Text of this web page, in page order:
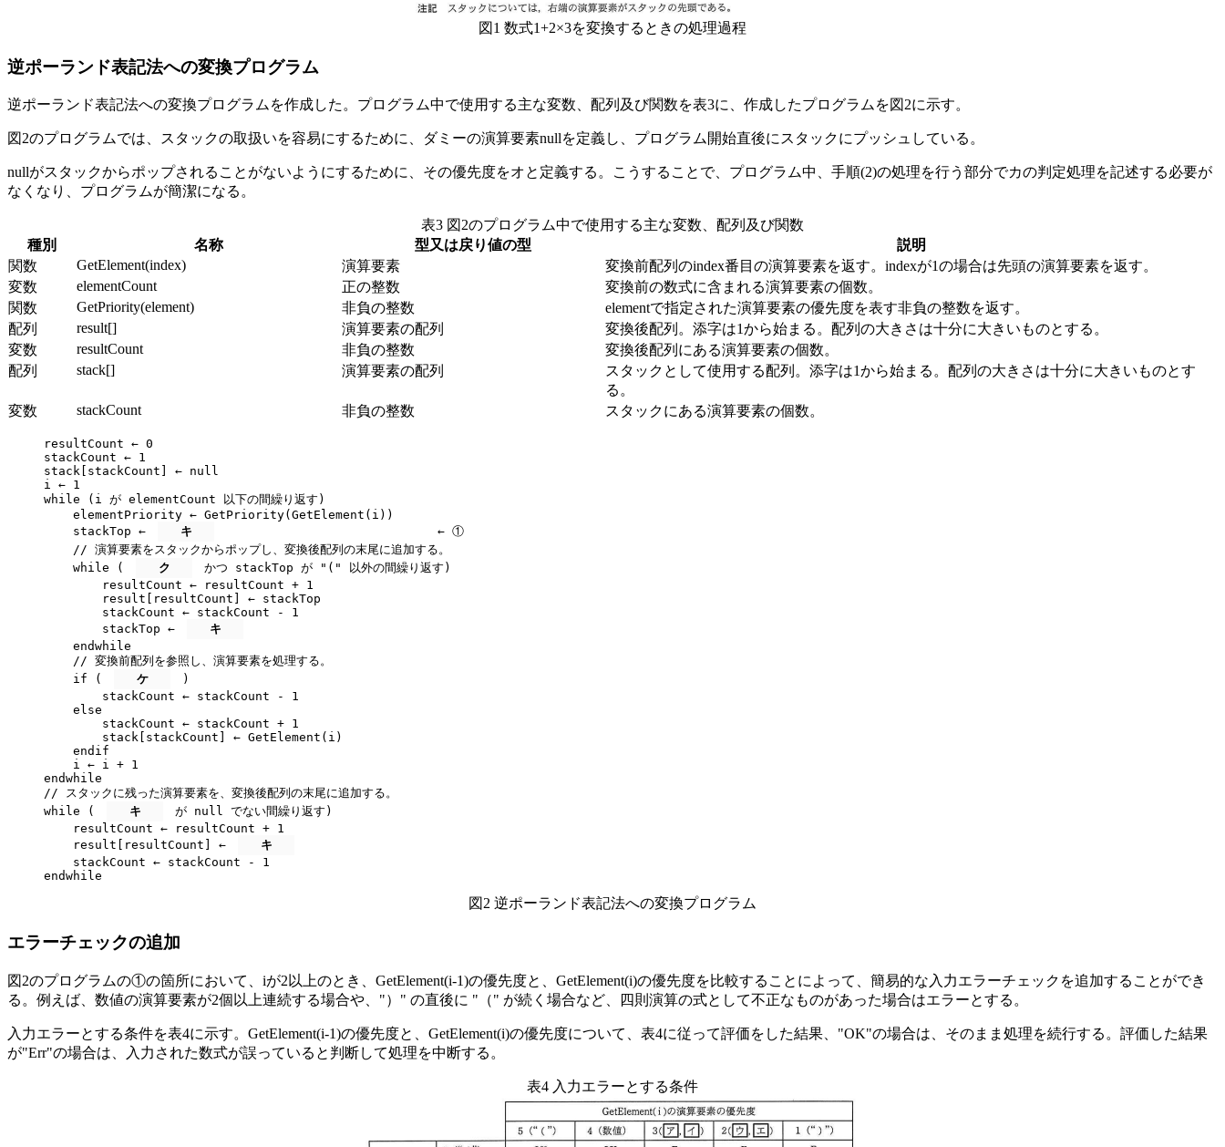
図1 数式1+2×3を変換するときの処理過程
逆ポーランド表記法への変換プログラム
逆ポーランド表記法への変換プログラムを作成した。プログラム中で使用する主な変数、配列及び関数を表3に、作成したプログラムを図2に示す。
図2のプログラムでは、スタックの取扱いを容易にするために、ダミーの演算要素nullを定義し、プログラム開始直後にスタックにプッシュしている。
nullがスタックからポップされることがないようにするために、その優先度をオと定義する。こうすることで、プログラム中、手順(2)の処理を行う部分でカの判定処理を記述する必要が
なくなり、プログラムが簡潔になる。
表3 図2のプログラム中で使用する主な変数、配列及び関数
種別
名称 型又は戻り値の型
説明
関数
GetElement(index) 演算要素
変換前配列のindex番目の演算要素を返す。indexが1の場合は先頭の演算要素を返す。
変数
elementCount 正の整数
変換前の数式に含まれる演算要素の個数。
関数
GetPriority(element) 非負の整数
elementで指定された演算要素の優先度を表す非負の整数を返す。
配列
result[] 演算要素の配列
変換後配列。添字は1から始まる。配列の大きさは十分に大きいものとする。
変数
resultCount 非負の整数
変換後配列にある演算要素の個数。
配列
stack[] 演算要素の配列
スタックとして使用する配列。添字は1から始まる。配列の大きさは十分に大きいものとす
る。
変数
stackCount 非負の整数 スタックにある演算要素の個数。
resultCount ← 0
stackCount ← 1
stack[stackCount] ← null
i ← 1
while (i が elementCount 以下の間繰り返す)
    elementPriority ← GetPriority(GetElement(i))
    stackTop ←
キ
                              ← ①
    // 演算要素をスタックからポップし、変換後配列の末尾に追加する。
    while (
ク
かつ stackTop が "(" 以外の間繰り返す)
        resultCount ← resultCount + 1
        result[resultCount] ← stackTop
        stackCount ← stackCount - 1
        stackTop ←
キ
    endwhile
    // 変換前配列を参照し、演算要素を処理する。
    if (
ケ
)
        stackCount ← stackCount - 1
    else
        stackCount ← stackCount + 1
        stack[stackCount] ← GetElement(i)
    endif
    i ← i + 1
endwhile
// スタックに残った演算要素を、変換後配列の末尾に追加する。
while (
キ
が null でない間繰り返す)
    resultCount ← resultCount + 1
    result[resultCount] ←
キ
    stackCount ← stackCount - 1
endwhile
図2 逆ポーランド表記法への変換プログラム
エラーチェックの追加
図2のプログラムの①の箇所において、iが2以上のとき、GetElement(i-1)の優先度と、GetElement(i)の優先度を比較することによって、簡易的な入力エラーチェックを追加することができ
る。例えば、数値の演算要素が2個以上連続する場合や、"）" の直後に "（" が続く場合など、四則演算の式として不正なものがあった場合はエラーとする。
入力エラーとする条件を表4に示す。GetElement(i-1)の優先度と、GetElement(i)の優先度について、表4に従って評価をした結果、"OK"の場合は、そのまま処理を続行する。評価した結果
が"Err"の場合は、入力された数式が誤っていると判断して処理を中断する。
表4 入力エラーとする条件